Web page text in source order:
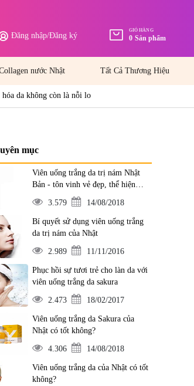
Đăng nhập/Đăng ký
GIỎ HÀNG
0 Sản phẩm
nước Nhật Tất Cả Thương Hiệu
da không còn là nỗi lo
mục
Viên uống trắng da trị nám Nhật
Bản - tôn vinh vẻ đẹp, thể hiện
đẳng cấp
3.579 14/08/2018
Bí quyết sử dụng viên uống trắng
da trị nám của Nhật
2.989 11/11/2016
Phục hồi sự tươi trẻ cho làn da với
viên uống trắng da sakura
2.473 18/02/2017
Viên uống trắng da Sakura của
Nhật có tốt không?
4.306 14/08/2018
Viên uống trắng da của Nhật có tốt
không?